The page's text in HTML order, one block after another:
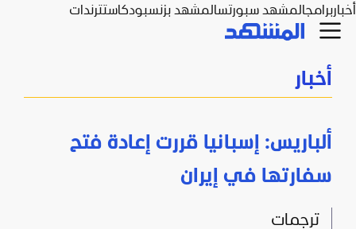
أخباربرامجالمشهد سبورتسالمشهد بزنسبودكاستترندات
أخبار
ألباريس: إسبانيا قررت إعادة فتح
سفارتها في إيران
ترجمات